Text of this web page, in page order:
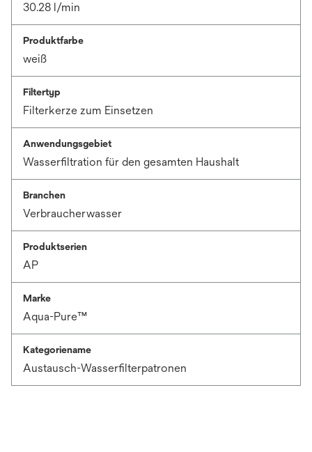
30.28 l/min
Produktfarbe
weiß
Filtertyp
Filterkerze zum Einsetzen
Anwendungsgebiet
Wasserfiltration für den gesamten Haushalt
Branchen
Verbraucherwasser
Produktserien
AP
Marke
Aqua-Pure™
Kategoriename
Austausch-Wasserfilterpatronen